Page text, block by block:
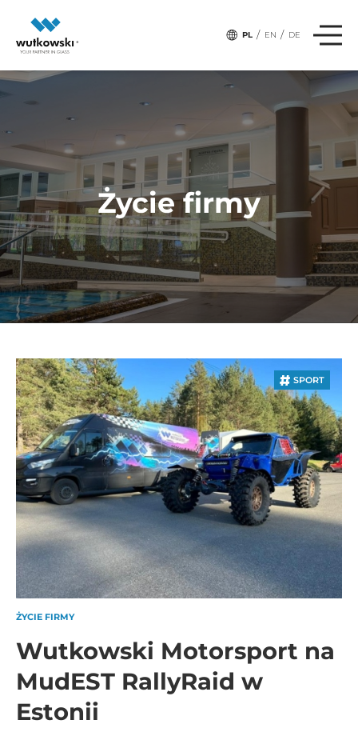
PL / EN / DE
Życie firmy
SPORT
ŻYCIE FIRMY
Wutkowski Motorsport na
MudEST RallyRaid w
Estonii